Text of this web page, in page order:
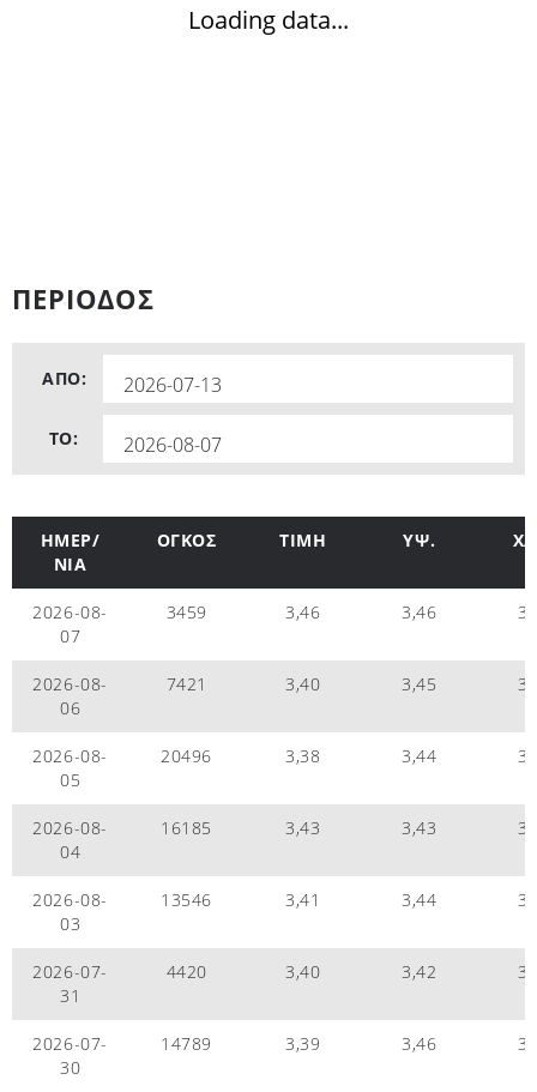
Loading data...
ΠΕΡΙΟΔΟΣ
ΑΠΟ:
TO:
ΗΜΕΡ/
ΝΙΑ
ΟΓΚΟΣ ΤΙΜΗ ΥΨ.
2026-08-
07
3459 3,46 3,46
2026-08-
06
7421 3,40 3,45
2026-08-
05
20496 3,38 3,44
2026-08-
04
16185 3,43 3,43
2026-08-
03
13546 3,41 3,44
2026-07-
31
4420 3,40 3,42
2026-07-
30
14789 3,39 3,46